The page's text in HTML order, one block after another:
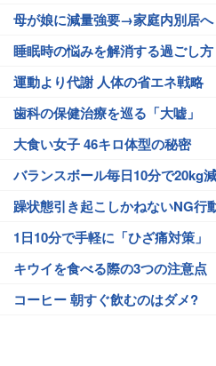
母が娘に減量強要→家庭内別居へ
睡眠時の悩みを解消する過ごし方
運動より代謝 人体の省エネ戦略
歯科の保健治療を巡る「大嘘」
大食い女子 46キロ体型の秘密
バランスボール毎日10分で20kg減
躁状態引き起こしかねないNG行
1日10分で手軽に「ひざ痛対策」
キウイを食べる際の3つの注意点
コーヒー 朝すぐ飲むのはダメ?